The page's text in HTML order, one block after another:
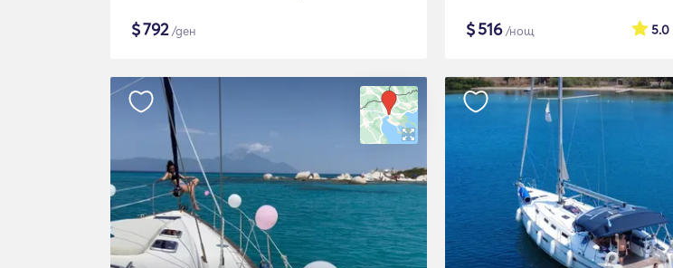
$792/ден $516/нощ 5.0